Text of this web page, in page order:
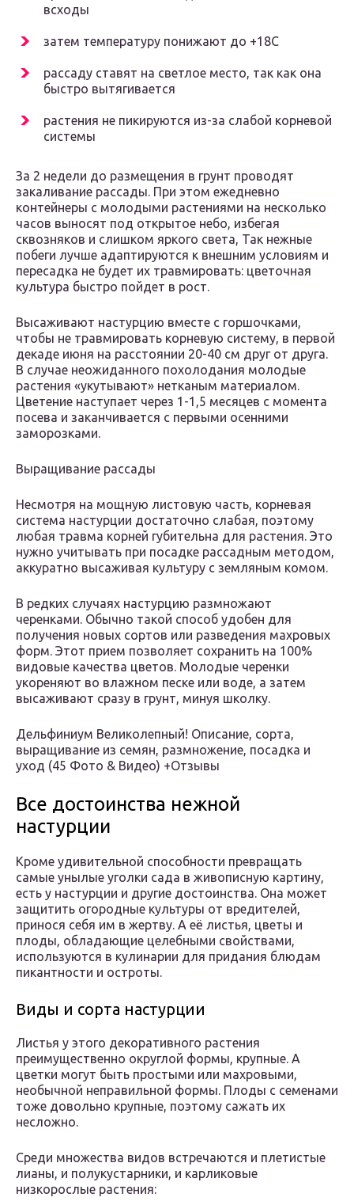
всходы
затем температуру понижают до +18С
рассаду ставят на светлое место, так как она
быстро вытягивается
растения не пикируются из-за слабой корневой
системы
За 2 недели до размещения в грунт проводят
закаливание рассады. При этом ежедневно
контейнеры с молодыми растениями на несколько
часов выносят под открытое небо, избегая
сквозняков и слишком яркого света, Так нежные
побеги лучше адаптируются к внешним условиям и
пересадка не будет их травмировать: цветочная
культура быстро пойдет в рост.
Высаживают настурцию вместе с горшочками,
чтобы не травмировать корневую систему, в первой
декаде июня на расстоянии 20-40 см друг от друга.
В случае неожиданного похолодания молодые
растения «укутывают» нетканым материалом.
Цветение наступает через 1-1,5 месяцев с момента
посева и заканчивается с первыми осенними
заморозками.
Выращивание рассады
Несмотря на мощную листовую часть, корневая
система настурции достаточно слабая, поэтому
любая травма корней губительна для растения. Это
нужно учитывать при посадке рассадным методом,
аккуратно высаживая культуру с земляным комом.
В редких случаях настурцию размножают
черенками. Обычно такой способ удобен для
получения новых сортов или разведения махровых
форм. Этот прием позволяет сохранить на 100%
видовые качества цветов. Молодые черенки
укореняют во влажном песке или воде, а затем
высаживают сразу в грунт, минуя школку.
Дельфиниум Великолепный! Описание, сорта,
выращивание из семян, размножение, посадка и
уход (45 Фото & Видео) +Отзывы
Все достоинства нежной
настурции
Кроме удивительной способности превращать
самые унылые уголки сада в живописную картину,
есть у настурции и другие достоинства. Она может
защитить огородные культуры от вредителей,
принося себя им в жертву. А её листья, цветы и
плоды, обладающие целебными свойствами,
используются в кулинарии для придания блюдам
пикантности и остроты.
Виды и сорта настурции
Листья у этого декоративного растения
преимущественно округлой формы, крупные. А
цветки могут быть простыми или махровыми,
необычной неправильной формы. Плоды с семенами
тоже довольно крупные, поэтому сажать их
несложно.
Среди множества видов встречаются и плетистые
лианы, и полукустарники, и карликовые
низкорослые растения: